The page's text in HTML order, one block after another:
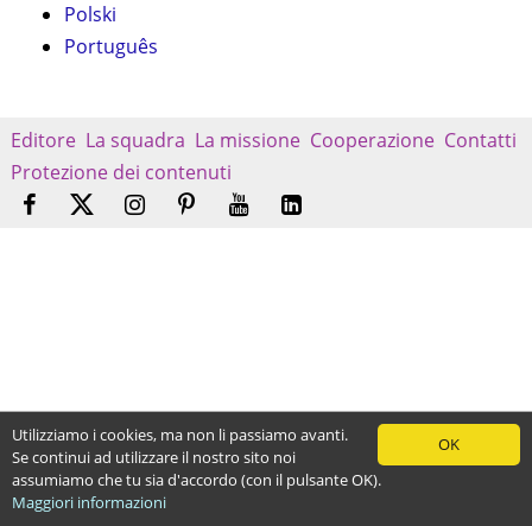
Polski
Português
Editore La squadra La missione Cooperazione Contatti
Protezione dei contenuti
OK
Utilizziamo i cookies, ma non li passiamo avanti.
Se continui ad utilizzare il nostro sito noi
assumiamo che tu sia d'accordo (con il pulsante OK).
Maggiori informazioni